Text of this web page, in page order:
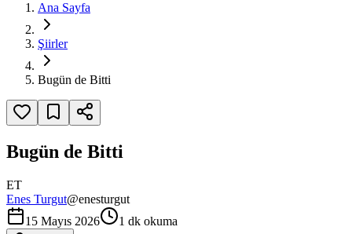
Ana Sayfa
Şiirler
Bugün de Bitti
Bugün de Bitti
ET
Enes Turgut@enesturgut
15 Mayıs 2026
1 dk okuma